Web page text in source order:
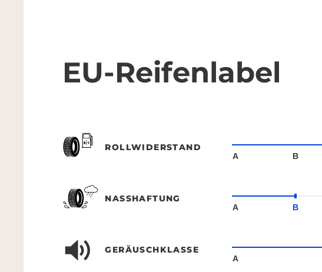
EU-Reifenlabel
ROLLWIDERSTAND
A B
NASSHAFTUNG
A B
GERÄUSCHKLASSE
A